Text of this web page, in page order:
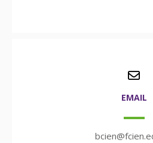
EMAIL